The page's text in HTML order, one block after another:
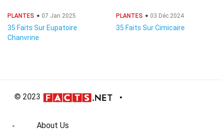
PLANTES 07 Jan 2025
35 Faits Sur Eupatoire
Chanvrine
PLANTES 03 Déc 2024
35 Faits Sur Cimicaire
© 2023
About Us